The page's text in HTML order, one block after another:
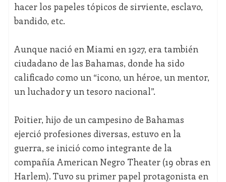
hacer los papeles tópicos de sirviente, esclavo,
bandido, etc.
Aunque nació en Miami en 1927, era también
ciudadano de las Bahamas, donde ha sido
calificado como un “icono, un héroe, un mentor,
un luchador y un tesoro nacional”.
Poitier, hijo de un campesino de Bahamas
ejerció profesiones diversas, estuvo en la
guerra, se inició como integrante de la
compañía American Negro Theater (19 obras en
Harlem). Tuvo su primer papel protagonista en